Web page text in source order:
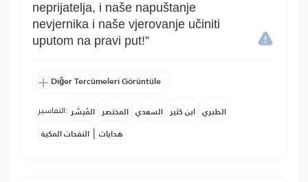
neprijatelja, i naše napuštanje
nevjernika i naše vjerovanje učiniti
uputom na pravi put!”
Diğer Tercümeleri Görüntüle
التفاسير: المُيسَّر المختصر السعدي ابن كثير الطبري
النفحات المكية | هدايات